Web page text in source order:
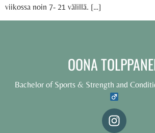
viikossa noin 7- 21 välillä. […]
OONA
Bachelor of Sports & Strength and